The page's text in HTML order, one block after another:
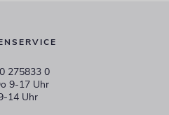
275833 0
9-17 Uhr
14 Uhr